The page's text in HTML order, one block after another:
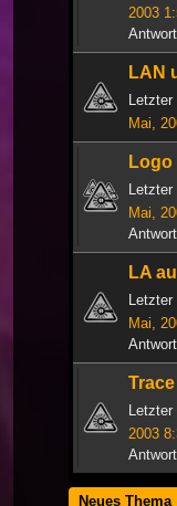
2003
LAN
Letzter
Mai,
Logo
Letzter
Mai,
LA
Letzter
Mai,
Letzter
2003
Neues Thema